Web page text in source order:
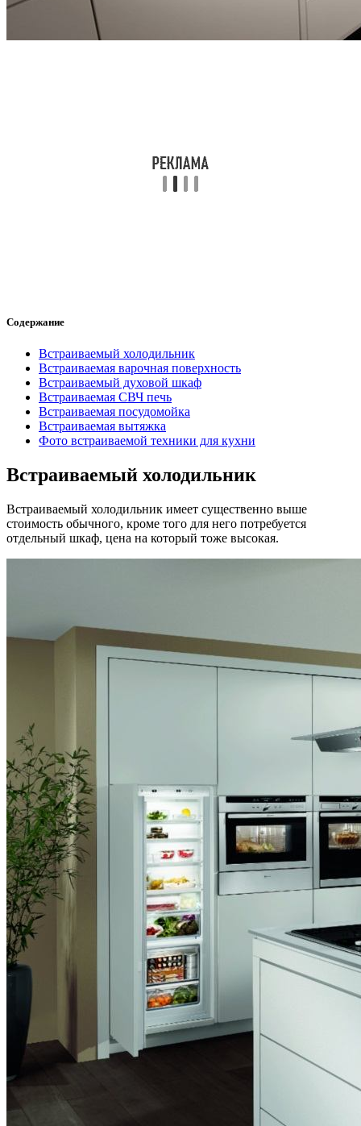
Содержание
Встраиваемый холодильник
Встраиваемая варочная поверхность
Встраиваемый духовой шкаф
Встраиваемая СВЧ печь
Встраиваемая посудомойка
Встраиваемая вытяжка
Фото встраиваемой техники для кухни
Встраиваемый холодильник
Встраиваемый холодильник имеет существенно выше
стоимость обычного, кроме того для него потребуется
отдельный шкаф, цена на который тоже высокая.